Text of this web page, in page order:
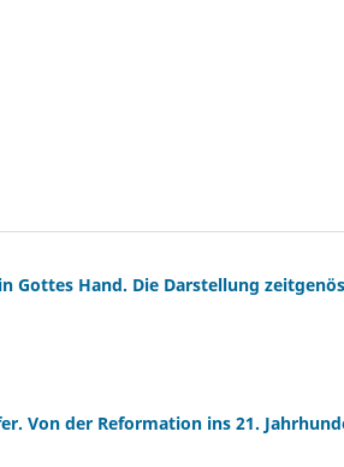
Gottes Hand. Die Darstellung
Von der Reformation ins 21.